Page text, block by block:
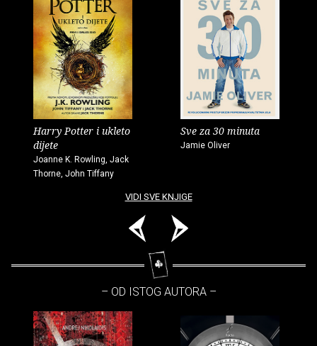
Harry Potter i ukleto
dijete
Joanne K. Rowling, Jack
Thorne, John Tiffany
Sve za 30 minuta
Jamie Oliver
VIDI SVE KNJIGE
– OD ISTOG AUTORA –